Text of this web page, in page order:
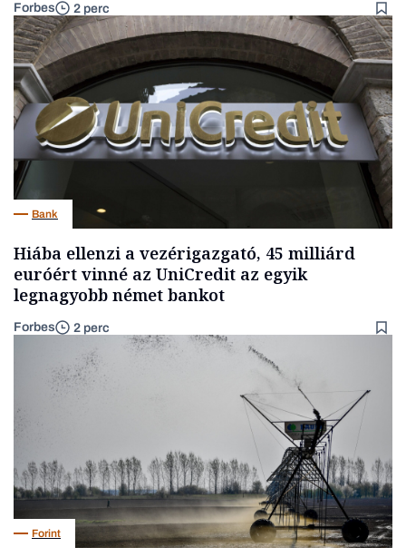
Forbes 2 perc
Bank
Hiába ellenzi a vezérigazgató, 45 milliárd
euróért vinné az UniCredit az egyik
legnagyobb német bankot
Forbes 2 perc
Forint